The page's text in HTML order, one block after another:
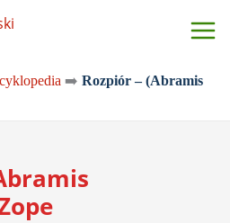
➡️ Rozpiór – (Abramis